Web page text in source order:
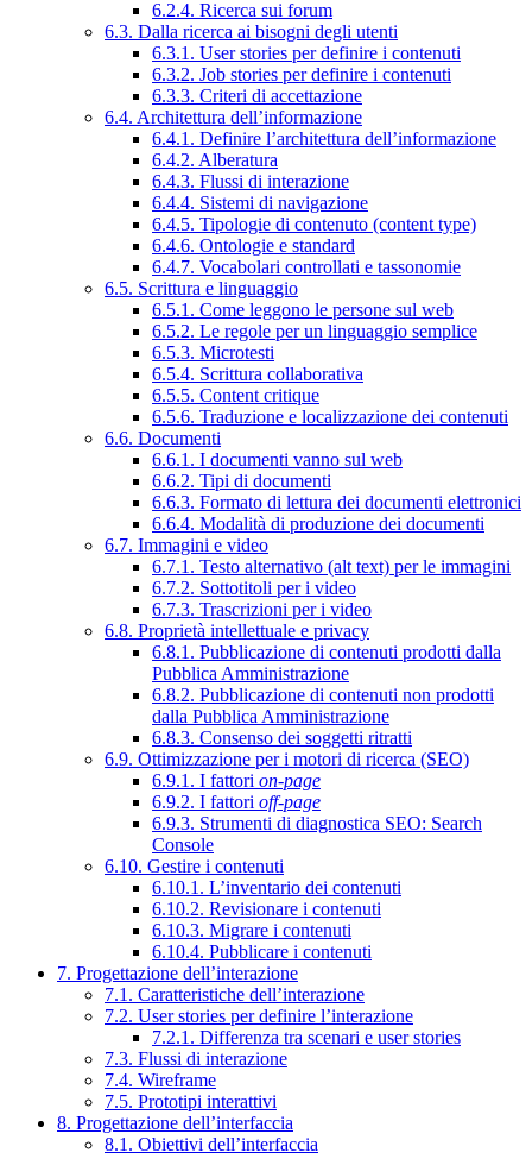
6.2.4. Ricerca sui forum
6.3. Dalla ricerca ai bisogni degli utenti
6.3.1. User stories per definire i contenuti
6.3.2. Job stories per definire i contenuti
6.3.3. Criteri di accettazione
6.4. Architettura dell’informazione
6.4.1. Definire l’architettura dell’informazione
6.4.2. Alberatura
6.4.3. Flussi di interazione
6.4.4. Sistemi di navigazione
6.4.5. Tipologie di contenuto (content type)
6.4.6. Ontologie e standard
6.4.7. Vocabolari controllati e tassonomie
6.5. Scrittura e linguaggio
6.5.1. Come leggono le persone sul web
6.5.2. Le regole per un linguaggio semplice
6.5.3. Microtesti
6.5.4. Scrittura collaborativa
6.5.5. Content critique
6.5.6. Traduzione e localizzazione dei contenuti
6.6. Documenti
6.6.1. I documenti vanno sul web
6.6.2. Tipi di documenti
6.6.3. Formato di lettura dei documenti elettronici
6.6.4. Modalità di produzione dei documenti
6.7. Immagini e video
6.7.1. Testo alternativo (alt text) per le immagini
6.7.2. Sottotitoli per i video
6.7.3. Trascrizioni per i video
6.8. Proprietà intellettuale e privacy
6.8.1. Pubblicazione di contenuti prodotti dalla
Pubblica Amministrazione
6.8.2. Pubblicazione di contenuti non prodotti
dalla Pubblica Amministrazione
6.8.3. Consenso dei soggetti ritratti
6.9. Ottimizzazione per i motori di ricerca (SEO)
6.9.1. I fattori on-page
6.9.2. I fattori off-page
6.9.3. Strumenti di diagnostica SEO: Search
Console
6.10. Gestire i contenuti
6.10.1. L’inventario dei contenuti
6.10.2. Revisionare i contenuti
6.10.3. Migrare i contenuti
6.10.4. Pubblicare i contenuti
7. Progettazione dell’interazione
7.1. Caratteristiche dell’interazione
7.2. User stories per definire l’interazione
7.2.1. Differenza tra scenari e user stories
7.3. Flussi di interazione
7.4. Wireframe
7.5. Prototipi interattivi
8. Progettazione dell’interfaccia
8.1. Obiettivi dell’interfaccia